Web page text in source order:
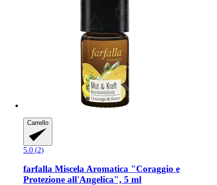
Carrello
5.0 (2)
farfalla Miscela Aromatica "Coraggio e
Protezione all'Angelica", 5 ml